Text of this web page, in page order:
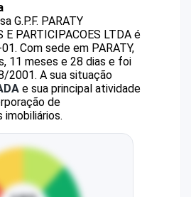
G.P.F. PARATY
E PARTICIPACOES LTDA é
. Com sede em PARATY,
11 meses e 28 dias e foi
2001. A sua situação
e sua principal atividade
de
imobiliários.